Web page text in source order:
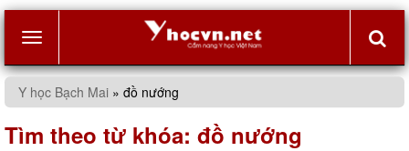
navigation
Y học Bạch Mai » đồ nướng
đồ nướng
Tìm theo từ khóa: